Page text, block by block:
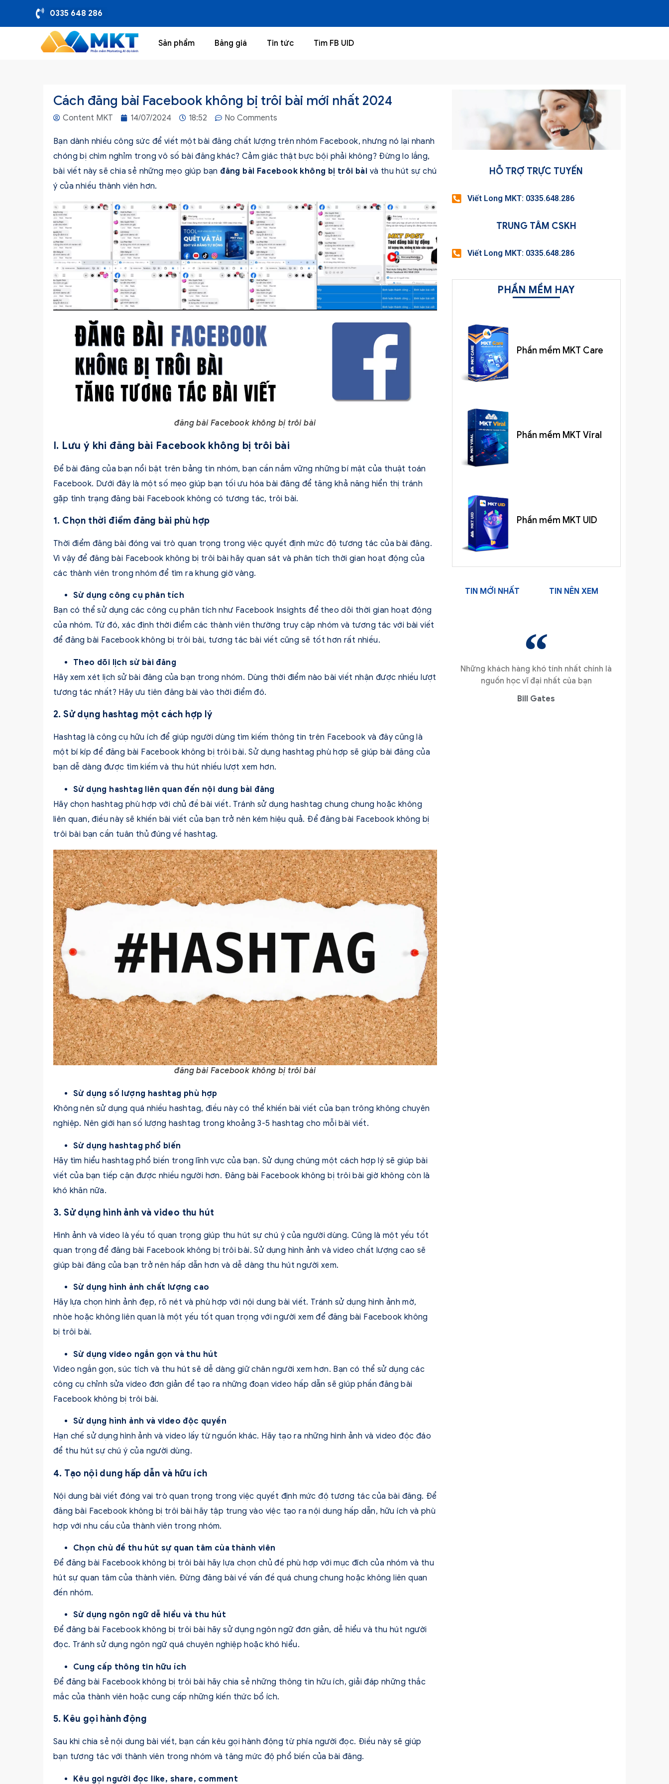
0335 648 286
Sản phẩm Bảng giá Tin tức Tìm FB UID
Cách đăng bài Facebook không bị trôi bài mới nhất 2024
Content MKT 14/07/2024 18:52 No Comments
Bạn dành nhiều công sức để viết một bài đăng chất lượng trên nhóm Facebook, nhưng nó lại nhanh
chóng bị chìm nghỉm trong vô số bài đăng khác? Cảm giác thật bực bội phải không? Đừng lo lắng,
bài viết này sẽ chia sẻ những mẹo giúp bạn đăng bài Facebook không bị trôi bài và thu hút sự chú
ý của nhiều thành viên hơn.
đăng bài Facebook không bị trôi bài
I. Lưu ý khi đăng bài Facebook không bị trôi bài
Để bài đăng của bạn nổi bật trên bảng tin nhóm, bạn cần nắm vững những bí mật của thuật toán
Facebook. Dưới đây là một số mẹo giúp bạn tối ưu hóa bài đăng để tăng khả năng hiển thị tránh
gặp tình trạng đăng bài Facebook không có tương tác, trôi bài.
1. Chọn thời điểm đăng bài phù hợp
Thời điểm đăng bài đóng vai trò quan trọng trong việc quyết định mức độ tương tác của bài đăng.
Vì vậy để đăng bài Facebook không bị trôi bài hãy quan sát và phân tích thời gian hoạt động của
các thành viên trong nhóm để tìm ra khung giờ vàng.
Sử dụng công cụ phân tích
Bạn có thể sử dụng các công cụ phân tích như Facebook Insights để theo dõi thời gian hoạt động
của nhóm. Từ đó, xác định thời điểm các thành viên thường truy cập nhóm và tương tác với bài viết
để đăng bài Facebook không bị trôi bài, tương tác bài viết cũng sẽ tốt hơn rất nhiều.
Theo dõi lịch sử bài đăng
Hãy xem xét lịch sử bài đăng của bạn trong nhóm. Dùng thời điểm nào bài viết nhận được nhiều lượt
tương tác nhất? Hãy ưu tiên đăng bài vào thời điểm đó.
2. Sử dụng hashtag một cách hợp lý
Hashtag là công cụ hữu ích để giúp người dùng tìm kiếm thông tin trên Facebook và đây cũng là
một bí kíp để đăng bài Facebook không bị trôi bài. Sử dụng hashtag phù hợp sẽ giúp bài đăng của
bạn dễ dàng được tìm kiếm và thu hút nhiều lượt xem hơn.
Sử dụng hashtag liên quan đến nội dung bài đăng
Hãy chọn hashtag phù hợp với chủ đề bài viết. Tránh sử dụng hashtag chung chung hoặc không
liên quan, điều này sẽ khiến bài viết của bạn trở nên kém hiệu quả. Để đăng bài Facebook không bị
trôi bài bạn cần tuân thủ đúng về hashtag.
đăng bài Facebook không bị trôi bài
Sử dụng số lượng hashtag phù hợp
Không nên sử dụng quá nhiều hashtag, điều này có thể khiến bài viết của bạn trông không chuyên
nghiệp. Nên giới hạn số lượng hashtag trong khoảng 3-5 hashtag cho mỗi bài viết.
Sử dụng hashtag phổ biến
Hãy tìm hiểu hashtag phổ biến trong lĩnh vực của bạn. Sử dụng chúng một cách hợp lý sẽ giúp bài
viết của bạn tiếp cận được nhiều người hơn. Đăng bài Facebook không bị trôi bài giờ không còn là
khó khăn nữa.
3. Sử dụng hình ảnh và video thu hút
Hình ảnh và video là yếu tố quan trọng giúp thu hút sự chú ý của người dùng. Cũng là một yếu tốt
quan trọng để đăng bài Facebook không bị trôi bài. Sử dụng hình ảnh và video chất lượng cao sẽ
giúp bài đăng của bạn trở nên hấp dẫn hơn và dễ dàng thu hút người xem.
Sử dụng hình ảnh chất lượng cao
Hãy lựa chọn hình ảnh đẹp, rõ nét và phù hợp với nội dung bài viết. Tránh sử dụng hình ảnh mờ,
nhòe hoặc không liên quan là một yếu tốt quan trọng với người xem để đăng bài Facebook không
bị trôi bài.
Sử dụng video ngắn gọn và thu hút
Video ngắn gọn, súc tích và thu hút sẽ dễ dàng giữ chân người xem hơn. Bạn có thể sử dụng các
công cụ chỉnh sửa video đơn giản để tạo ra những đoạn video hấp dẫn sẽ giúp phần đăng bài
Facebook không bị trôi bài.
Sử dụng hình ảnh và video độc quyền
Hạn chế sử dụng hình ảnh và video lấy từ nguồn khác. Hãy tạo ra những hình ảnh và video độc đáo
để thu hút sự chú ý của người dùng.
4. Tạo nội dung hấp dẫn và hữu ích
Nội dung bài viết đóng vai trò quan trọng trong việc quyết định mức độ tương tác của bài đăng. Để
đăng bài Facebook không bị trôi bài hãy tập trung vào việc tạo ra nội dung hấp dẫn, hữu ích và phù
hợp với nhu cầu của thành viên trong nhóm.
Chọn chủ đề thu hút sự quan tâm của thành viên
Để đăng bài Facebook không bị trôi bài hãy lựa chọn chủ đề phù hợp với mục đích của nhóm và thu
hút sự quan tâm của thành viên. Đừng đăng bài về vấn đề quá chung chung hoặc không liên quan
đến nhóm.
Sử dụng ngôn ngữ dễ hiểu và thu hút
Để đăng bài Facebook không bị trôi bài hãy sử dụng ngôn ngữ đơn giản, dễ hiểu và thu hút người
đọc. Tránh sử dụng ngôn ngữ quá chuyên nghiệp hoặc khó hiểu.
Cung cấp thông tin hữu ích
Để đăng bài Facebook không bị trôi bài hãy chia sẻ những thông tin hữu ích, giải đáp những thắc
mắc của thành viên hoặc cung cấp những kiến thức bổ ích.
5. Kêu gọi hành động
Sau khi chia sẻ nội dung bài viết, bạn cần kêu gọi hành động từ phía người đọc. Điều này sẽ giúp
bạn tương tác với thành viên trong nhóm và tăng mức độ phổ biến của bài đăng.
Kêu gọi người đọc like, share, comment
HỖ TRỢ TRỰC TUYẾN
Viết Long MKT: 0335.648.286
TRUNG TÂM CSKH
Viết Long MKT: 0335.648.286
PHẦN MỀM HAY
Phần mềm MKT Care
Phần mềm MKT Viral
Phần mềm MKT UID
TIN MỚI NHẤT TIN NÊN XEM
Những khách hàng khó tính nhất chính là
nguồn học vĩ đại nhất của bạn
Bill Gates